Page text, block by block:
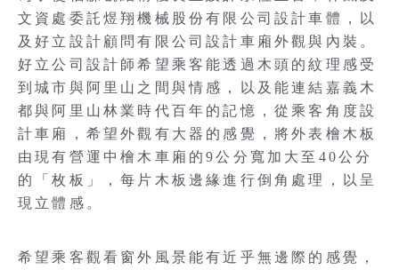
文資處委託煜翔機械股份有限公司設計車體，以
及好立設計顧問有限公司設計車廂外觀與內裝。
好立公司設計師希望乘客能透過木頭的紋理感受
到城市與阿里山之間與情感，以及能連結嘉義木
都與阿里山林業時代百年的記憶，從乘客角度設
計車廂，希望外觀有大器的感覺，將外表檜木板
由現有營運中檜木車廂的9公分寬加大至40公分
的「枚板」，每片木板邊緣進行倒角處理，以呈
現立體感。
希望乘客觀看窗外風景能有近乎無邊際的感覺，